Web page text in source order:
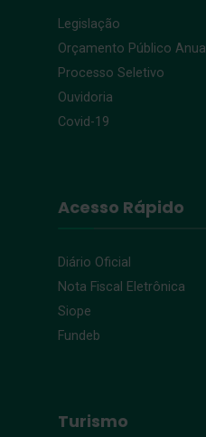
Legislação
Orçamento Público Anual
Processo Seletivo
Ouvidoria
Covid-19
Acesso Rápido
Diário Oficial
Nota Fiscal Eletrônica
Siope
Fundeb
Turismo